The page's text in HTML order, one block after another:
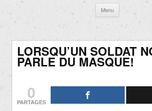
Menu
contenu
LORSQU’UN SOLDAT
PARLE DU MASQUE!
0
PARTAGES